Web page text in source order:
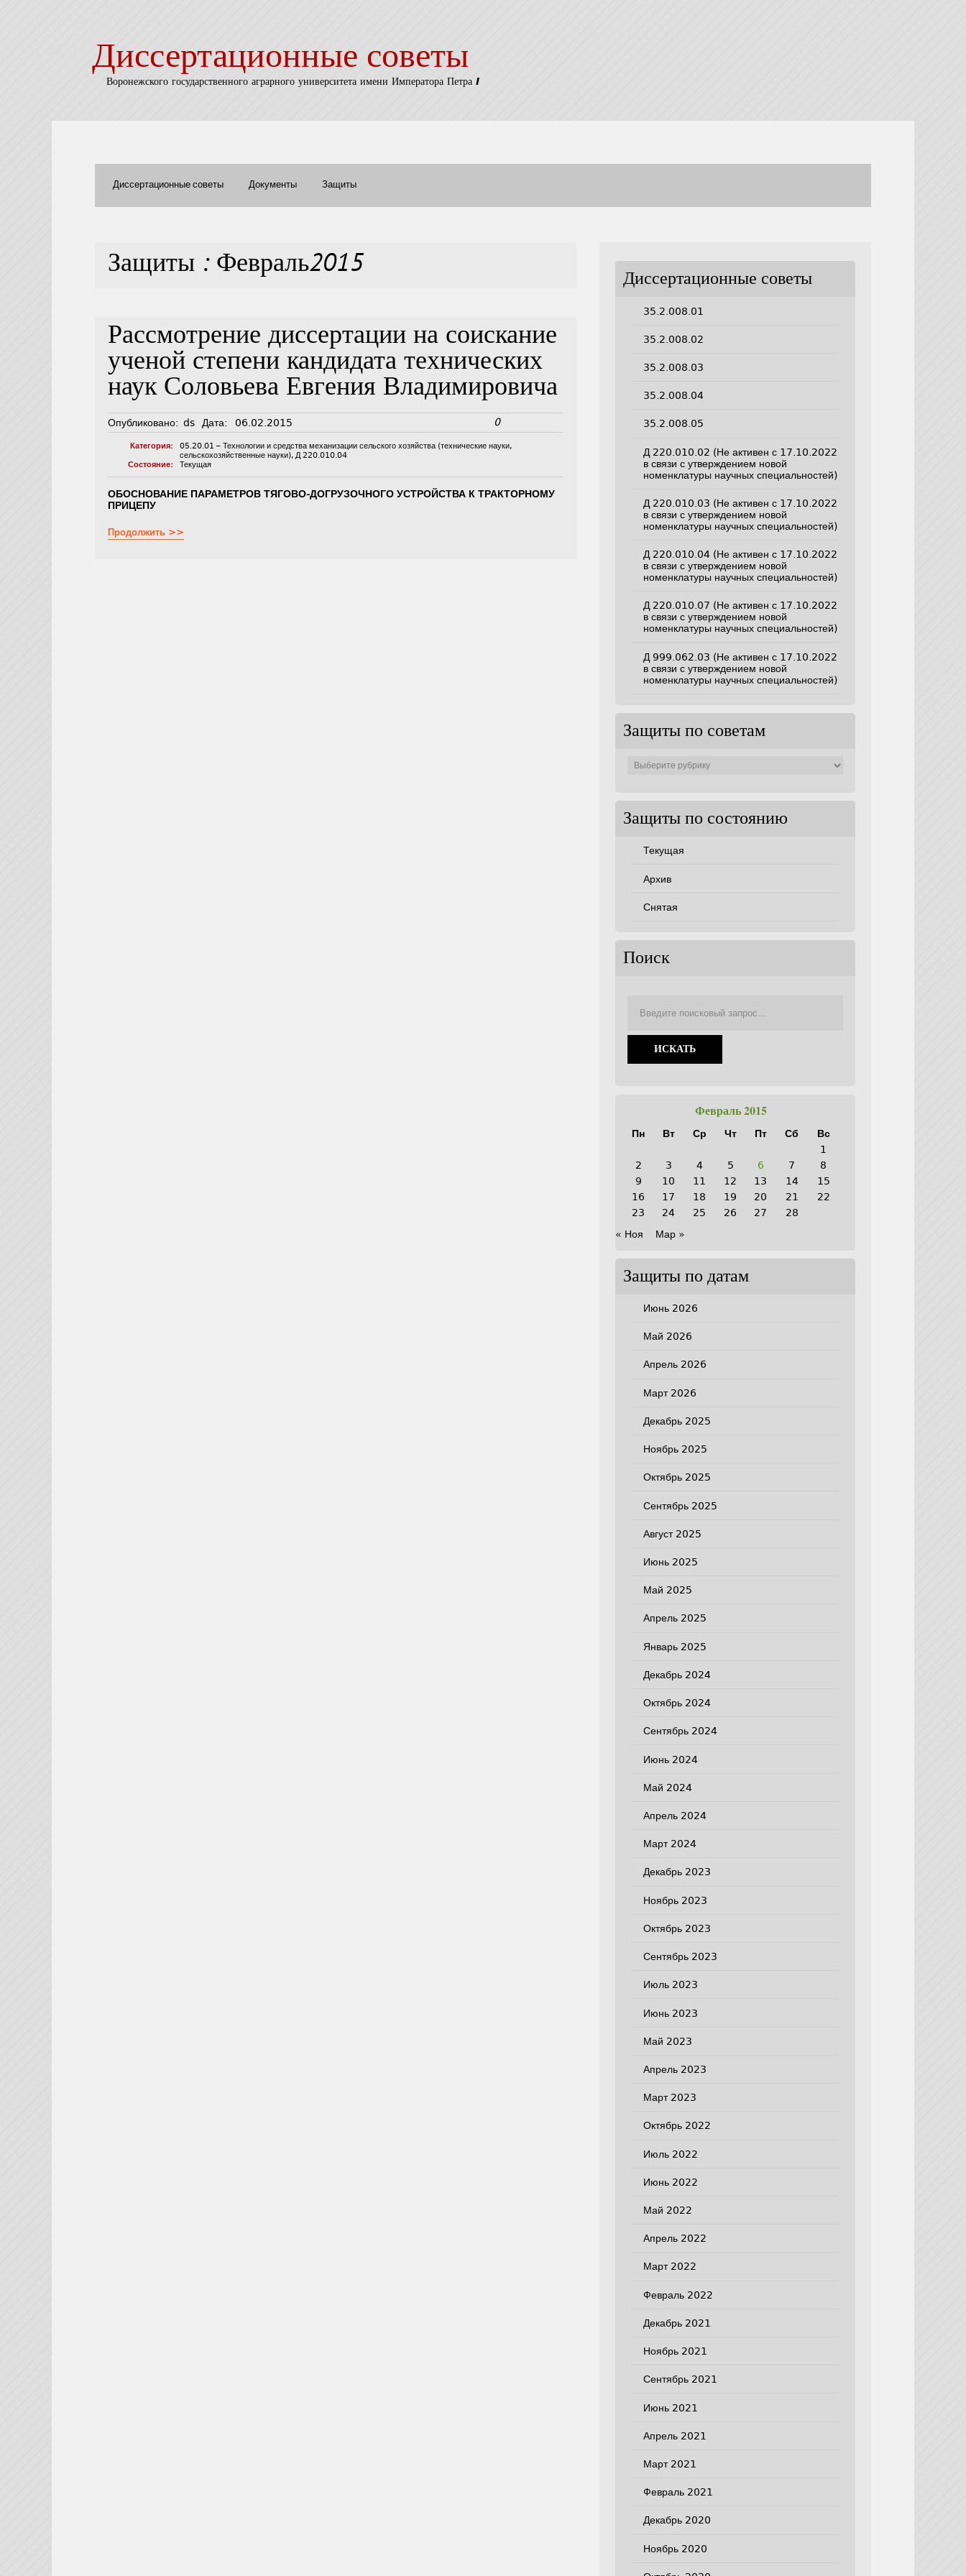
Диссертационные советы
Воронежского государственного аграрного университета имени Императора Петра I
Диссертационные советы Документы Защиты
Защиты : Февраль2015
Рассмотрение диссертации на соискание
ученой степени кандидата технических
наук Соловьева Евгения Владимировича
Опубликовано: ds Дата: 06.02.2015 0
Категория:
05.20.01 – Технологии и средства механизации сельского хозяйства (технические науки,
сельскохозяйственные науки),Д 220.010.04
Состояние:
Текущая
ОБОСНОВАНИЕ ПАРАМЕТРОВ ТЯГОВО-ДОГРУЗОЧНОГО УСТРОЙСТВА К ТРАКТОРНОМУ
ПРИЦЕПУ
Продолжить >>
Диссертационные советы
35.2.008.01
35.2.008.02
35.2.008.03
35.2.008.04
35.2.008.05
Д 220.010.02 (Не активен с 17.10.2022
в связи с утверждением новой
номенклатуры научных специальностей)
Д 220.010.03 (Не активен с 17.10.2022
в связи с утверждением новой
номенклатуры научных специальностей)
Д 220.010.04 (Не активен с 17.10.2022
в связи с утверждением новой
номенклатуры научных специальностей)
Д 220.010.07 (Не активен с 17.10.2022
в связи с утверждением новой
номенклатуры научных специальностей)
Д 999.062.03 (Не активен с 17.10.2022
в связи с утверждением новой
номенклатуры научных специальностей)
Защиты по советам
Защиты по состоянию
Текущая
Архив
Снятая
Поиск
Февраль 2015
Пн Вт Ср Чт Пт Сб
Вс
1
2
3 4 5 6 7
8
9
10 11 12 13 14
15
16
17 18 19 20 21
22
23
24 25 26 27
28
« Ноя
Мар »
Защиты по датам
Июнь 2026
Май 2026
Апрель 2026
Март 2026
Декабрь 2025
Ноябрь 2025
Октябрь 2025
Сентябрь 2025
Август 2025
Июнь 2025
Май 2025
Апрель 2025
Январь 2025
Декабрь 2024
Октябрь 2024
Сентябрь 2024
Июнь 2024
Май 2024
Апрель 2024
Март 2024
Декабрь 2023
Ноябрь 2023
Октябрь 2023
Сентябрь 2023
Июль 2023
Июнь 2023
Май 2023
Апрель 2023
Март 2023
Октябрь 2022
Июль 2022
Июнь 2022
Май 2022
Апрель 2022
Март 2022
Февраль 2022
Декабрь 2021
Ноябрь 2021
Сентябрь 2021
Июнь 2021
Апрель 2021
Март 2021
Февраль 2021
Декабрь 2020
Ноябрь 2020